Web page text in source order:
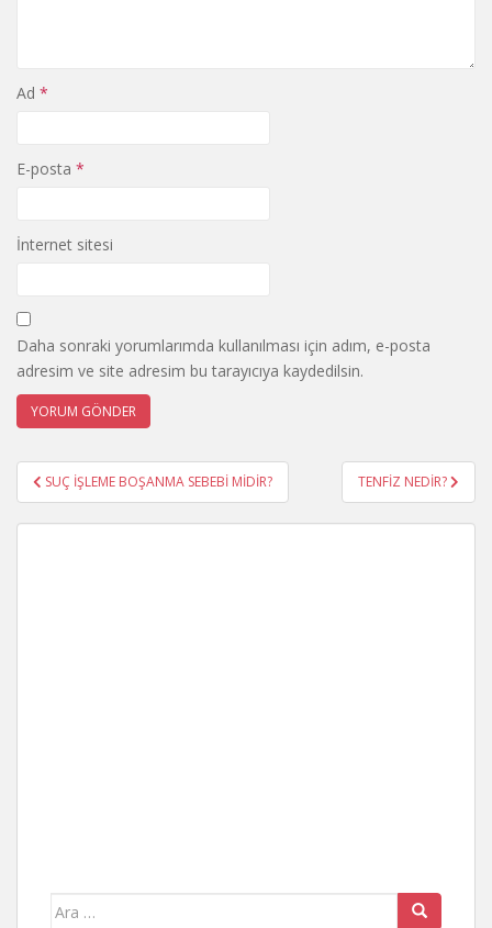
Ad *
E-posta *
İnternet sitesi
Daha sonraki yorumlarımda kullanılması için adım, e-posta
adresim ve site adresim bu tarayıcıya kaydedilsin.
Yazı
gezinmesi
SUÇ İŞLEME BOŞANMA SEBEBİ MİDİR? TENFİZ NEDİR?
Arama